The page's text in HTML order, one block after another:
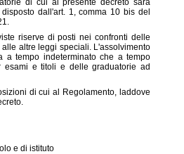
di cui al presente decreto sarà
dall'art. 1, comma 10 bis del
riserve di posti nei confronti delle
altre leggi speciali. L'assolvimento
tempo indeterminato che a tempo
esami e titoli e delle graduatorie ad
di cui al Regolamento, laddove
e di istituto